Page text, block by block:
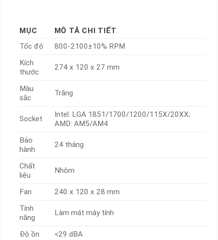
MỤC
MÔ TẢ CHI TIẾT
Tốc độ
800-2100±10% RPM
Kích
thước
274 x 120 x 27 mm
Màu
sắc
Trắng
Socket
Intel: LGA 1851/1700/1200/115X/20XX;
AMD: AM5/AM4
Bảo
hành
24 tháng
Chất
liệu
Nhôm
Fan
240 x 120 x 28 mm
Tính
năng
Làm mát máy tính
Độ ồn
<29 dBA